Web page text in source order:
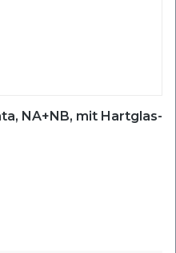
NA+NB, mit Hartglas-